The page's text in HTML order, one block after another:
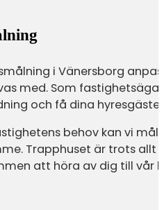
i Vänersborg
med. Som
och få dina
behov kan vi
Trapphuset är trots allt
att höra av dig till vår